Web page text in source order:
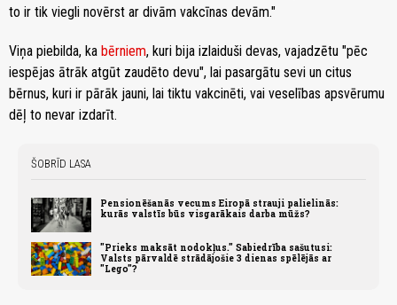
to ir tik viegli novērst ar divām vakcīnas devām."
Viņa piebilda, ka bērniem, kuri bija izlaiduši devas, vajadzētu "pēc
iespējas ātrāk atgūt zaudēto devu", lai pasargātu sevi un citus
bērnus, kuri ir pārāk jauni, lai tiktu vakcinēti, vai veselības apsvērumu
dēļ to nevar izdarīt.
ŠOBRĪD LASA
Pensionēšanās vecums Eiropā strauji palielinās:
kurās valstīs būs visgarākais darba mūžs?
"Prieks maksāt nodokļus." Sabiedrība sašutusi:
Valsts pārvaldē strādājošie 3 dienas spēlējās ar
"Lego"?